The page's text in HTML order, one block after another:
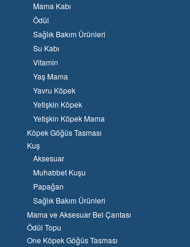
Mama Kabı
Ödül
Sağlık Bakım Ürünleri
Su Kabı
Vitamin
Yaş Mama
Yavru Köpek
Yetişkin Köpek
Yetişkin Köpek Mama
Köpek Göğüs Tasması
Kuş
Aksesuar
Muhabbet Kuşu
Papağan
Sağlık Bakım Ürünleri
Mama ve Aksesuar Bel Çantası
Ödül Topu
One Köpek Göğüs Tasması